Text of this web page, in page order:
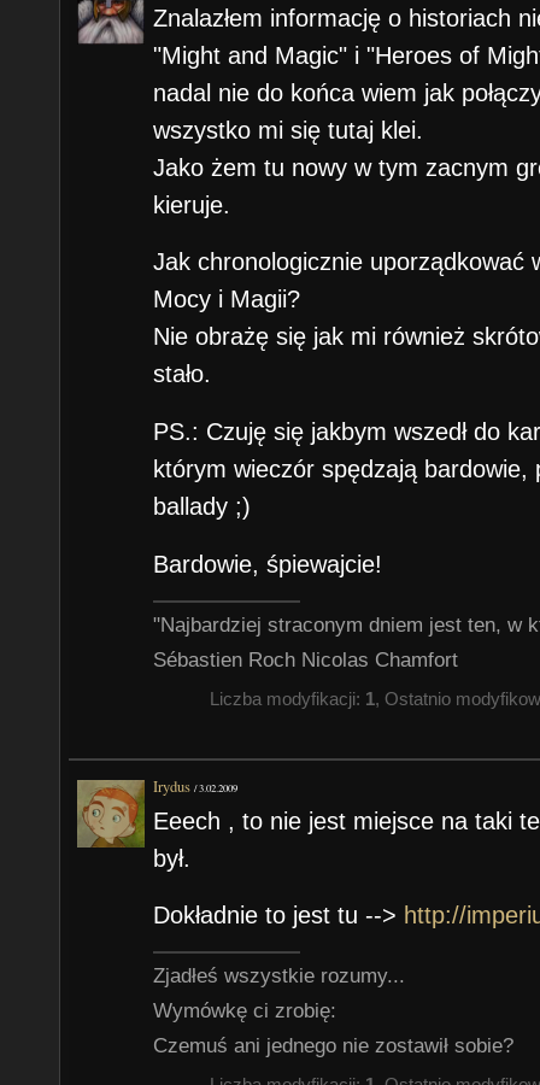
Znalazłem informację o historiach
"Might and Magic" i "Heroes of
nadal nie do końca wiem jak
wszystko mi się tutaj klei.
Jako żem tu nowy w tym zacnym
kieruje.
Jak chronologicznie uporządkować
Mocy i Magii?
Nie obrażę się jak mi również
stało.
PS.: Czuję się jakbym wszedł do
którym wieczór spędzają
ballady ;)
Bardowie, śpiewajcie!
"Najbardziej straconym dniem jest ten, w
Sébastien Roch Nicolas Chamfort
Liczba modyfikacji: 1, Ostatnio
Irydus /3.02.2009
Eeech , to nie jest miejsce na taki
był.
Dokładnie to jest tu --> http://
Zjadłeś wszystkie rozumy...
Wymówkę ci zrobię:
Czemuś ani jednego nie zostawił sobie?